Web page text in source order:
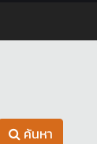
ค้นหา